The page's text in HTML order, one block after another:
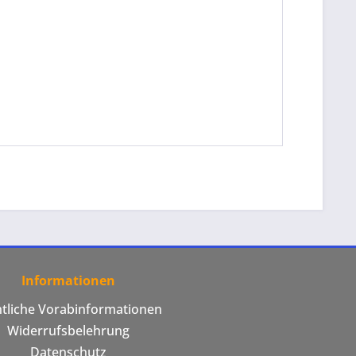
Informationen
Vorabinformationen
Widerrufsbelehrung
Datenschutz